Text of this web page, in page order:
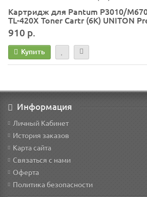
Картридж для Pantum P3010/
TL-420X Toner Cartr (6K) UNITON
910 р.
Купить
Информация
Личный Кабинет
История заказов
Карта сайта
Связаться с нами
Оферта
Политика безопасности